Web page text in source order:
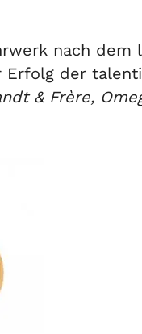
nach dem
Erfolg der
& Frère,